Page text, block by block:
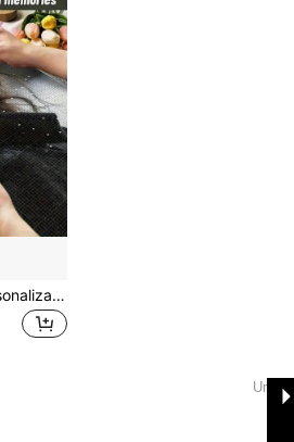
Kit pictură diamant 5D personalizat cu oameni, artă diamantată personalizată cu diamante rotunde complete, set DIY de mozaic și broderie pe pânză de înaltă calitate pentru decorul casei și păstrarea amintirilor, cadou unic personalizat
Un